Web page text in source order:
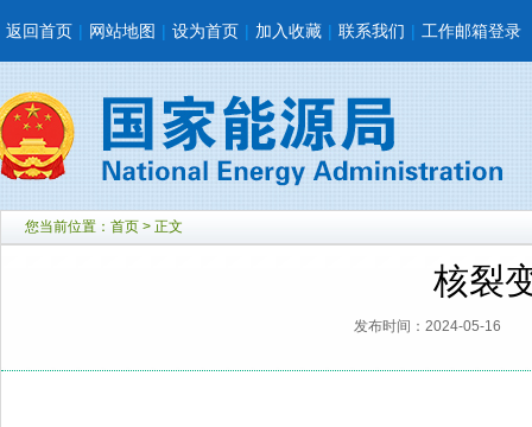
返回首页 | 网站地图 | 设为首页 | 加入收藏 | 联系我们 | 工作邮箱登录
您当前位置： 首页 > 正文
核裂
发布时间：2024-05-16